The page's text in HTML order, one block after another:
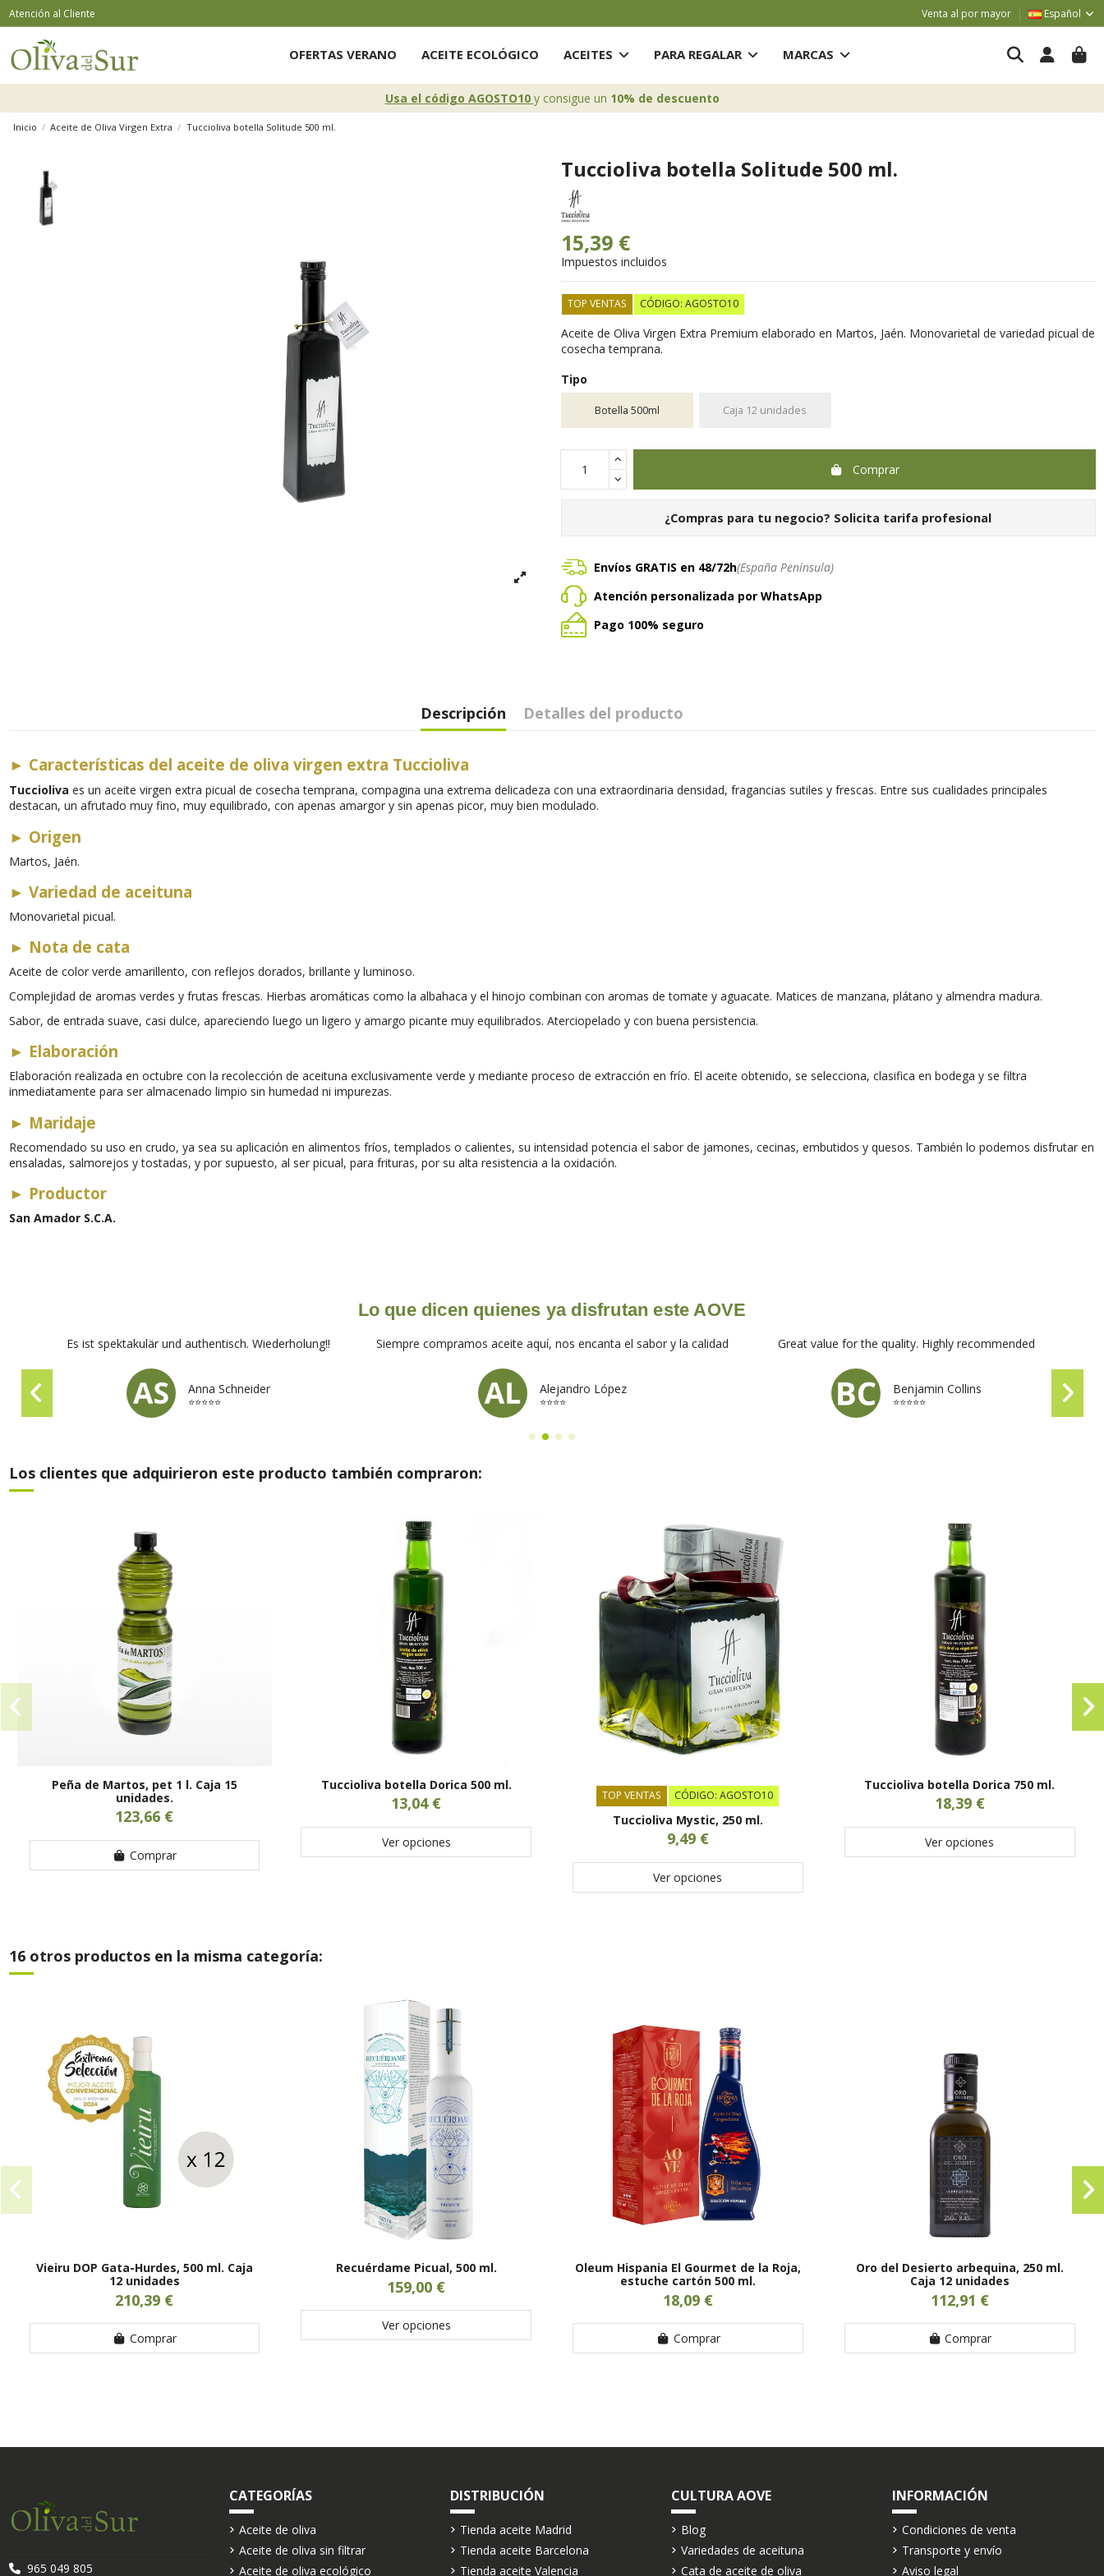
Atención al Cliente Venta al por mayor Español
OFERTAS VERANO ACEITE ECOLÓGICO ACEITES PARA REGALAR MARCAS
Usa el código AGOSTO10 y consigue un 10% de descuento
Inicio Aceite de Oliva Virgen Extra Tuccioliva botella Solitude 500 ml.
Tuccioliva botella Solitude 500 ml.
15,39 €
Impuestos incluidos
TOP VENTAS CÓDIGO: AGOSTO10
Aceite de Oliva Virgen Extra Premium elaborado en Martos, Jaén. Monovarietal de variedad picual de
cosecha temprana.
Tipo
Botella 500ml Caja 12 unidades
Comprar
¿Compras para tu negocio? Solicita tarifa profesional
Envíos GRATIS en 48/72h(España Península)
Atención personalizada por WhatsApp
Pago 100% seguro
Descripción Detalles del producto
► Características del aceite de oliva virgen extra Tuccioliva
Tuccioliva es un aceite virgen extra picual de cosecha temprana, compagina una extrema delicadeza con una extraordinaria densidad, fragancias sutiles y frescas. Entre sus cualidades principales
destacan, un afrutado muy fino, muy equilibrado, con apenas amargor y sin apenas picor, muy bien modulado.
► Origen
Martos, Jaén.
► Variedad de aceituna
Monovarietal picual.
► Nota de cata
Aceite de color verde amarillento, con reflejos dorados, brillante y luminoso.
Complejidad de aromas verdes y frutas frescas. Hierbas aromáticas como la albahaca y el hinojo combinan con aromas de tomate y aguacate. Matices de manzana, plátano y almendra madura.
Sabor, de entrada suave, casi dulce, apareciendo luego un ligero y amargo picante muy equilibrados. Aterciopelado y con buena persistencia.
► Elaboración
Elaboración realizada en octubre con la recolección de aceituna exclusivamente verde y mediante proceso de extracción en frío. El aceite obtenido, se selecciona, clasifica en bodega y se filtra
inmediatamente para ser almacenado limpio sin humedad ni impurezas.
► Maridaje
Recomendado su uso en crudo, ya sea su aplicación en alimentos fríos, templados o calientes, su intensidad potencia el sabor de jamones, cecinas, embutidos y quesos. También lo podemos disfrutar en
ensaladas, salmorejos y tostadas, y por supuesto, al ser picual, para frituras, por su alta resistencia a la oxidación.
► Productor
San Amador S.C.A.
Lo que dicen quienes ya disfrutan este AOVE
Es ist spektakulär und authentisch. Wiederholung!!
Anna Schneider
⭐⭐⭐⭐⭐
Siempre compramos aceite aquí, nos encanta el sabor y la calidad
Alejandro López
⭐⭐⭐⭐
Great value for the quality. Highly recommended
Benjamin Collins
⭐⭐⭐⭐⭐
Los clientes que adquirieron este producto también compraron:
Peña de Martos, pet 1 l. Caja 15
unidades.
123,66 €
Comprar
Tuccioliva botella Dorica 500 ml.
13,04 €
Ver opciones
TOP VENTAS CÓDIGO: AGOSTO10
Tuccioliva Mystic, 250 ml.
9,49 €
Ver opciones
Tuccioliva botella Dorica 750 ml.
18,39 €
Ver opciones
16 otros productos en la misma categoría:
Vieiru DOP Gata-Hurdes, 500 ml. Caja
12 unidades
210,39 €
Comprar
Recuérdame Picual, 500 ml.
159,00 €
Ver opciones
Oleum Hispania El Gourmet de la Roja,
estuche cartón 500 ml.
18,09 €
Comprar
Oro del Desierto arbequina, 250 ml.
Caja 12 unidades
112,91 €
Comprar
965 049 805
CATEGORÍAS
Aceite de oliva
Aceite de oliva sin filtrar
Aceite de oliva ecológico
DISTRIBUCIÓN
Tienda aceite Madrid
Tienda aceite Barcelona
Tienda aceite Valencia
CULTURA AOVE
Blog
Variedades de aceituna
Cata de aceite de oliva
INFORMACIÓN
Condiciones de venta
Transporte y envío
Aviso legal